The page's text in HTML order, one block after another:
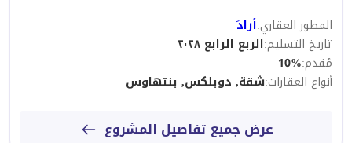
المطور العقاري:أرادَ
تاريخ التسليم:الربع الرابع ٢٠٢٨
مُقدم:
10%
أنواع العقارات:شقة, دوبلكس, بنتهاوس
عرض جميع تفاصيل المشروع